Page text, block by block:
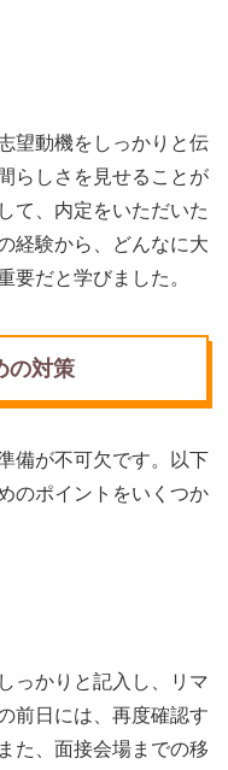
望動機をしっかりと伝
らしさを見せることが
て、内定をいただいた
経験から、どんなに大
要だと学びました。
の対策
備が不可欠です。以下
のポイントをいくつか
っかりと記入し、リマ
前日には、再度確認す
た、面接会場までの移